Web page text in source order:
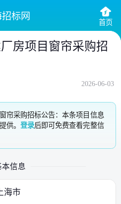
标网
首页
房项目窗帘采购招
2026-06-03
帘采购招标公告：本条项目信息
供。登录后即可免费查看完整信
本信息
海市